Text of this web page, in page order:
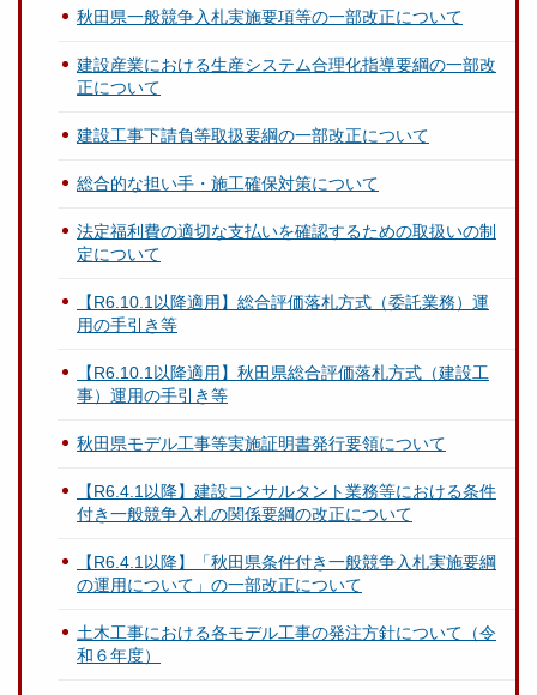
秋田県一般競争入札実施要項等の一部改正について
建設産業における生産システム合理化指導要綱の一部改
正について
建設工事下請負等取扱要綱の一部改正について
総合的な担い手・施工確保対策について
法定福利費の適切な支払いを確認するための取扱いの制
定について
【R6.10.1以降適用】総合評価落札方式（委託業務）運
用の手引き等
【R6.10.1以降適用】秋田県総合評価落札方式（建設工
事）運用の手引き等
秋田県モデル工事等実施証明書発行要領について
【R6.4.1以降】建設コンサルタント業務等における条件
付き一般競争入札の関係要綱の改正について
【R6.4.1以降】「秋田県条件付き一般競争入札実施要綱
の運用について」の一部改正について
土木工事における各モデル工事の発注方針について（令
和６年度）